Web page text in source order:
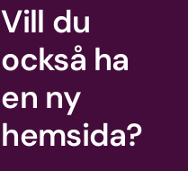
Vill du
också ha
en ny
hemsida?